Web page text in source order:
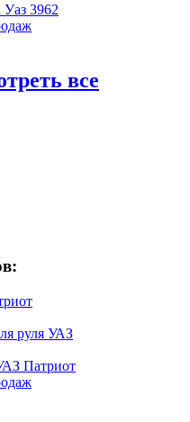
Уаз 3962
все
руля УАЗ
Патриот